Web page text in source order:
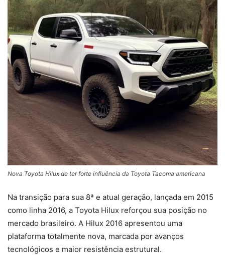
Nova Toyota Hilux de ter forte influência da Toyota Tacoma americana
Na transição para sua 8ª e atual geração, lançada em 2015
como linha 2016, a Toyota Hilux reforçou sua posição no
mercado brasileiro. A Hilux 2016 apresentou uma
plataforma totalmente nova, marcada por avanços
tecnológicos e maior resistência estrutural.